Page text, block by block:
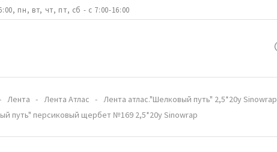
пн, вт, чт, пт, сб - с 7:00-16:00
Лента Лента Атлас
Лента атлас."Шелковый путь" 2,5*20y Sinowrap
путь" персиковый щербет №169 2,5*20y Sinowrap